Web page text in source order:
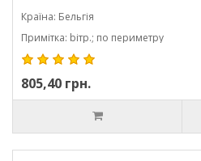
Країна: Бельгія
Примітка: bітр.; по периметру
805,40 грн.